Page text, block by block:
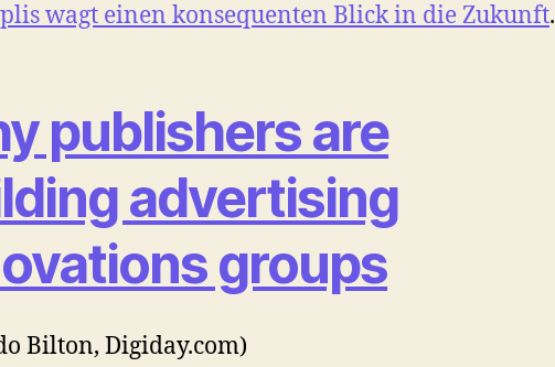
wagt einen konsequenten Blick in die Zukunft.
publishers are
advertising
groups
Bilton, Digiday.com)